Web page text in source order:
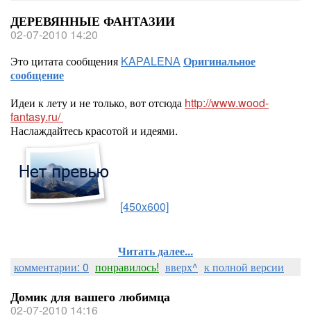
ДЕРЕВЯННЫЕ ФАНТАЗИИ
02-07-2010 14:20
Это цитата сообщения KAPALENAОригинальное
сообщение
Идеи к лету и не только, вот отсюда http://www.wood-
fantasy.ru/
Наслаждайтесь красотой и идеями.
[450x600]
Читать далее...
комментарии: 0 понравилось! вверх^ к полной версии
Домик для вашего любимца
02-07-2010 14:16